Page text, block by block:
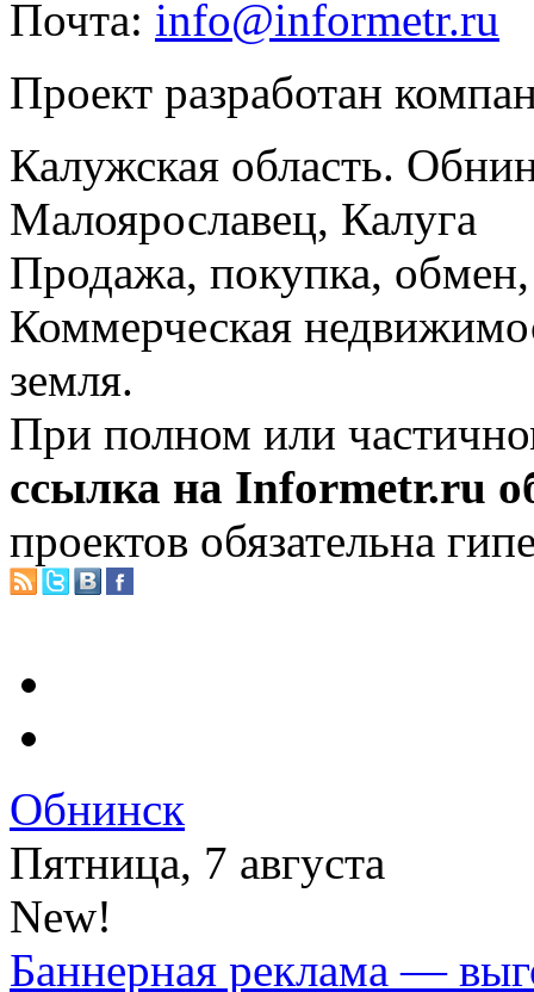
Почта: info@informetr.ru
Проект разработан
Калужская область.
Малоярославец, Калуга
Продажа, покупка, обмен,
Коммерческая
земля.
При полном или
ссылка на Informetr.ru
проектов обязательна
Обнинск
Пятница, 7 августа
New!
Баннерная реклама —